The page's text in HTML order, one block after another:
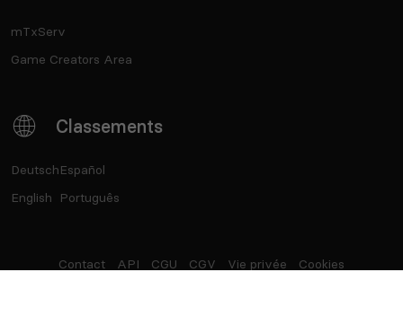
mTxServ
Game Creators Area
Classements
Deutsch
English
Español
Português
Contact API CGU CGV Vie privée Cookies